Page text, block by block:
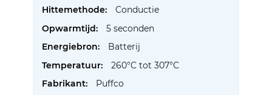
Conductie
5 seconden
Batterij
260°C tot 307°C
Puffco